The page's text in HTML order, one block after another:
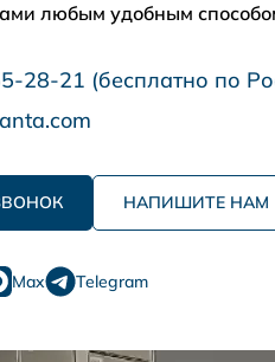
любым удобным
28-21 (бесплатно по
НАПИШИТЕ НАМ
Max Telegram